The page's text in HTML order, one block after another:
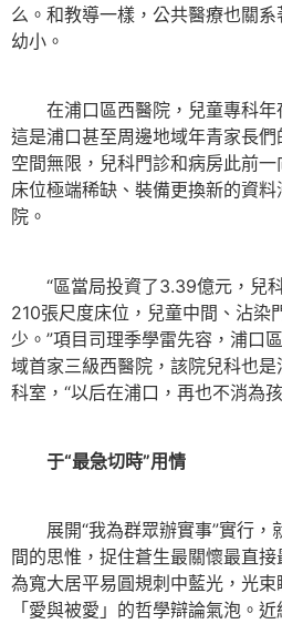
么。和教導一樣，公共醫療也關
幼小。
在浦口區西醫院，兒童專科年
這是浦口甚至周邊地域年青家長
空間無限，兒科門診和病房此前一
床位極端稀缺、裝備更換新的資
院。
“區當局投資了3.39億元，兒
210張尺度床位，兒童中間、沾染
少。”項目司理季學雷先容，浦口
域首家三級西醫院，該院兒科也
科室，“以后在浦口，再也不消為
于“最急切時”用情
展開“我為群眾辦實事”實行，
間的思惟，捉住蒼生最關懷最直
為寬大居平易圓規刺中藍光，光
「愛與被愛」的哲學辯論氣泡。